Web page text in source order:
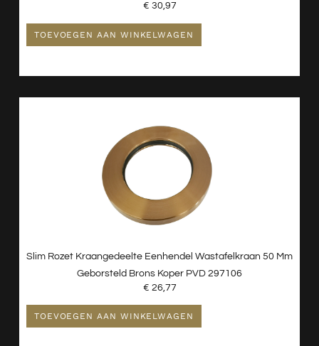
€ 30,97
TOEVOEGEN AAN WINKELWAGEN
Slim Rozet Kraangedeelte Eenhendel Wastafelkraan 50 Mm
Geborsteld Brons Koper PVD 297106
€ 26,77
TOEVOEGEN AAN WINKELWAGEN